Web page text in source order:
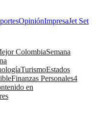
OpiniónImpresaJet Set
ColombiaSemana
TurismoEstados
Finanzas Personales4
en